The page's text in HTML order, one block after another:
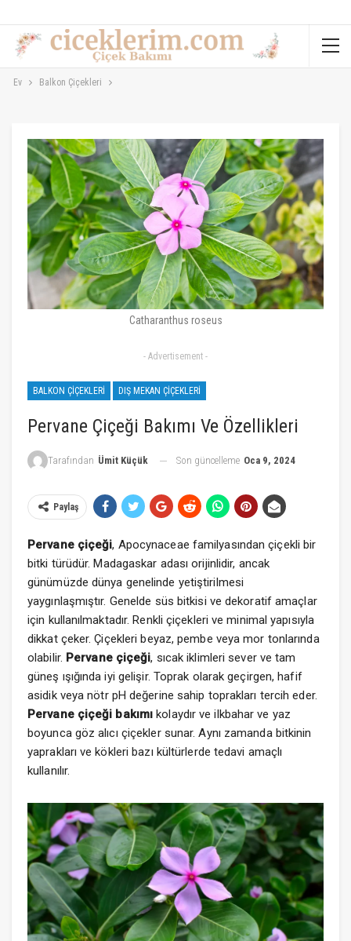
Ev Balkon Çiçekleri
Catharanthus roseus
- Advertisement -
BALKON ÇIÇEKLERI DIŞ MEKAN ÇIÇEKLERI
Pervane Çiçeği Bakımı Ve Özellikleri
Tarafından Ümit Küçük Son güncelleme Oca 9, 2024
Paylaş
Pervane çiçeği, Apocynaceae familyasından çiçekli bir
bitki türüdür. Madagaskar adası orijinlidir, ancak
günümüzde dünya genelinde yetiştirilmesi
yaygınlaşmıştır. Genelde süs bitkisi ve dekoratif amaçlar
için kullanılmaktadır. Renkli çiçekleri ve minimal yapısıyla
dikkat çeker. Çiçekleri beyaz, pembe veya mor tonlarında
olabilir. Pervane çiçeği, sıcak iklimleri sever ve tam
güneş ışığında iyi gelişir. Toprak olarak geçirgen, hafif
asidik veya nötr pH değerine sahip toprakları tercih eder.
Pervane çiçeği bakımı kolaydır ve ilkbahar ve yaz
boyunca göz alıcı çiçekler sunar. Aynı zamanda bitkinin
yaprakları ve kökleri bazı kültürlerde tedavi amaçlı
kullanılır.